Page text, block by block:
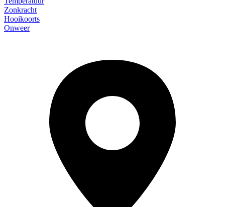
Zonkracht
Hooikoorts
Onweer